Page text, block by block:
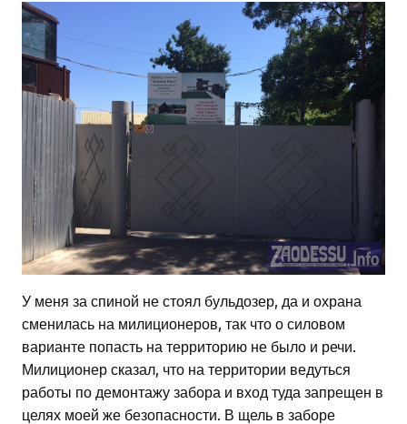
У меня за спиной не стоял бульдозер, да и охрана
сменилась на милиционеров, так что о силовом
варианте попасть на территорию не было и речи.
Милиционер сказал, что на территории ведуться
работы по демонтажу забора и вход туда запрещен в
целях моей же безопасности. В щель в заборе